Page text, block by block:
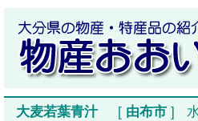
大麦若葉青汁 [ 由布市 ]